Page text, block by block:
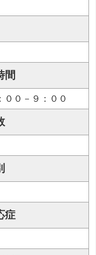
間
００－９：００
症